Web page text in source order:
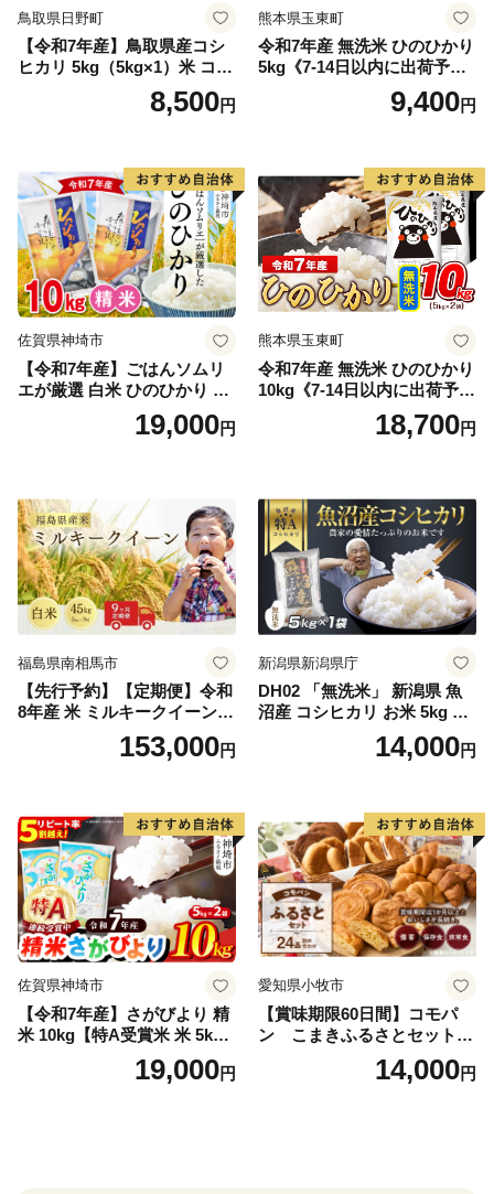
鳥取県日野町
【令和7年産】鳥取県産コシ
ヒカリ 5kg（5kg×1）米 コシ
ヒカリ こしひかり お米 白米
精米 5キロ おこめ こめ コメ
野町産 Elevation
8,500円
熊本県玉東町
令和7年産 無洗米 ひのひかり
5kg《7-14日以内に出荷予定
(土日祝除く)》コメ 米 無洗米
高レビュー｜人気米 熊本県
9,400円
佐賀県神埼市
【令和7年産】ごはんソムリ
エが厳選 白米 ひのひかり 10
米 10kg 5kg×2 ひのひかり ブ
19,000円
熊本県玉東町
令和7年産 無洗米 ひのひかり
10kg《7-14日以内に出荷予定
(土日祝除く)》コメ 米 無洗米
令和7年産 高レビュー｜人気
18,700円
福島県南相馬市
【先行予約】【定期便】令和
8年産 米 ミルキークイーン
白米 45kg (5kg×9回) | ミルキ
ークイーン 米5kg 福島 福島
福島県 南相馬市 cu006-ae
153,000円
新潟県新潟県庁
DH02 「無洗米」 新潟県 魚
沼産 コシヒカリ お米 5kg こ
しひかり 精米 米（お米の美
味しい炊き方ガイド付き）
14,000円
佐賀県神埼市
【令和7年産】さがびより 精
米 10kg【特A受賞米 米 5kg×
2袋 お米 コメ こめ 国産 美味
しい ブランド米 人気 ランキ
19,000円
愛知県小牧市
【賞味期限60日間】コモパ
ン こまきふるさとセット
（24個入り）／災害用備蓄
保存食 非常食 防災グッズに
14,000円